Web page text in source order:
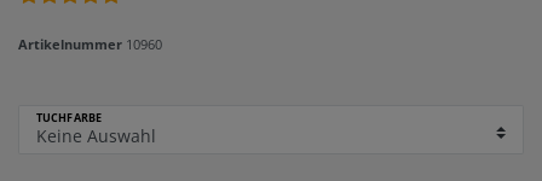
Artikelnummer 10960
TUCHFARBE